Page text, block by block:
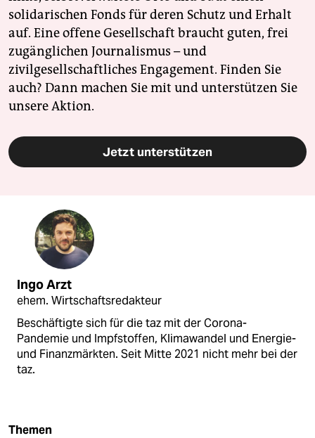
solidarischen Fonds für deren Schutz und Erhalt
auf. Eine offene Gesellschaft braucht guten, frei
zugänglichen Journalismus – und
zivilgesellschaftliches Engagement. Finden Sie
auch? Dann machen Sie mit und unterstützen Sie
unsere Aktion.
Jetzt unterstützen
Ingo Arzt
ehem. Wirtschaftsredakteur
Beschäftigte sich für die taz mit der Corona-
Pandemie und Impfstoffen, Klimawandel und Energie-
und Finanzmärkten. Seit Mitte 2021 nicht mehr bei der
taz.
Themen